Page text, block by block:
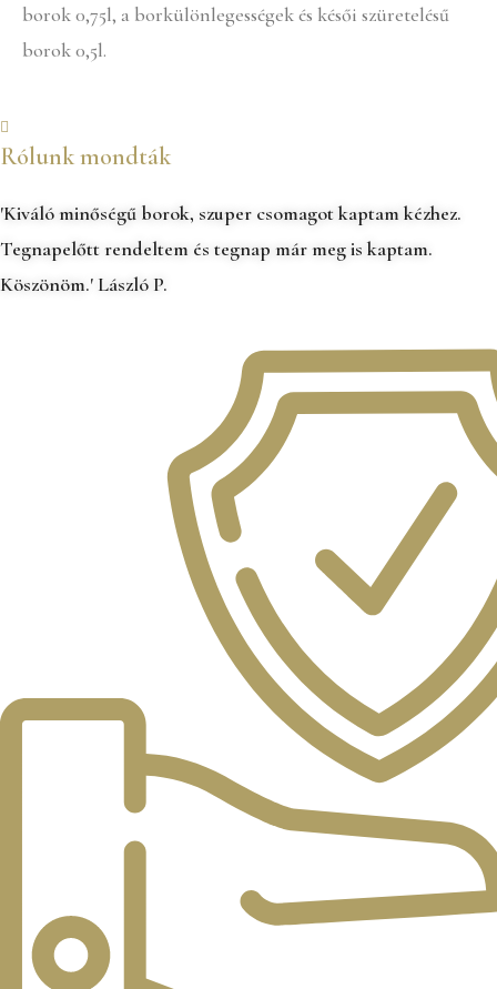
borok 0,75l, a borkülönlegességek és késői szüretelésű
borok 0,5l.
Rólunk mondták
'Kiváló minőségű borok, szuper csomagot kaptam kézhez.
Tegnapelőtt rendeltem és tegnap már meg is kaptam.
Köszönöm.' László P.